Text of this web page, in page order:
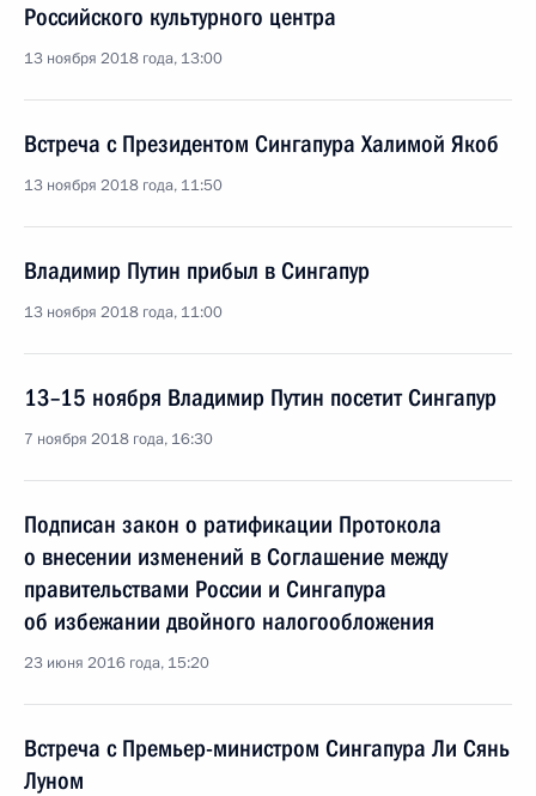
Российского культурного центра
13 ноября 2018 года, 13:00
Встреча с Президентом Сингапура Халимой Якоб
13 ноября 2018 года, 11:50
Владимир Путин прибыл в Сингапур
13 ноября 2018 года, 11:00
13–15 ноября Владимир Путин посетит Сингапур
7 ноября 2018 года, 16:30
Подписан закон о ратификации Протокола
о внесении изменений в Соглашение между
правительствами России и Сингапура
об избежании двойного налогообложения
23 июня 2016 года, 15:20
Встреча с Премьер-министром Сингапура Ли Сянь
Луном